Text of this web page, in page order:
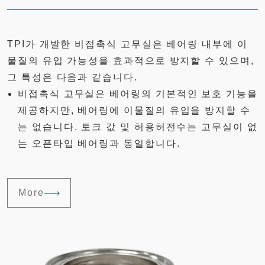
TPI가 개발한 비접촉식 고무실은 베어링 내부에 이
물질의 유입 가능성을 효과적으로 방지할 수 있으며,
그 특성은 다음과 같습니다.
비접촉식 고무실은 베어링의 기본적인 보호 기능을
제공하지만, 베어링에 이물질의 유입을 방지할 수
는 없습니다. 토크 값 및 허용허전수는 고무실이 없
는 오픈타입 베어링과 동일합니다.
More